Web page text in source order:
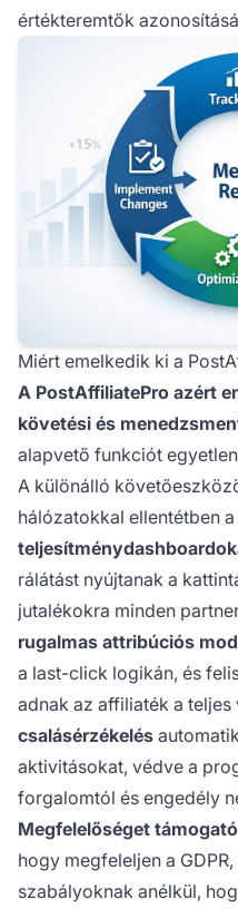
értékteremtők
Miért emelkedik ki a
A PostAffiliatePro azért
követési és
alapvető funkciót
A különálló
hálózatokkal ellentétben
rálátást nyújtanak a
jutalékokra minden
rugalmas attribúciós
a last-click logikán, és
adnak az affiliaték a teljes
csalásérzékelés
aktivitásokat, védve a
forgalomtól és engedély
Megfelelőséget
hogy megfeleljen a
szabályoknak anélkül,